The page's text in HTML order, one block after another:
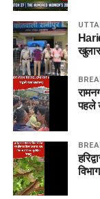
पहले